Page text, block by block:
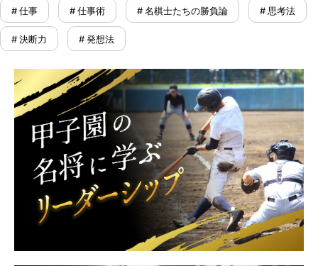
# 仕事 # 仕事術 # 名棋士たちの勝負論 # 思考法
# 決断力 # 発想法